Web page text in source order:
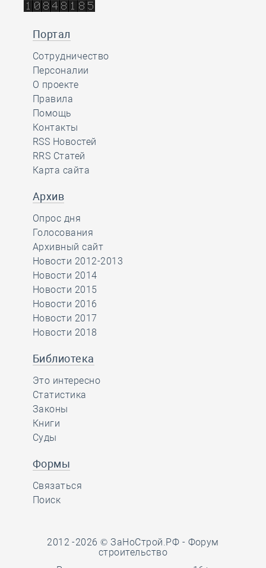
Портал
Сотрудничество
Персоналии
О проекте
Правила
Помощь
Контакты
RSS Новостей
RRS Статей
Карта сайта
Архив
Опрос дня
Голосования
Архивный сайт
Новости 2012-2013
Новости 2014
Новости 2015
Новости 2016
Новости 2017
Новости 2018
Библиотека
Это интересно
Статистика
Законы
Книги
Суды
Формы
Связаться
Поиск
2012 -2026 © ЗаНоСтрой.РФ - Форум
строительство